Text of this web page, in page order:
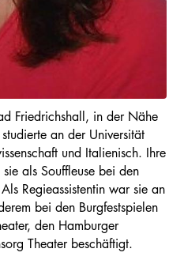
Friedrichshall, in der Nähe
an der Universität
und Italienisch. Ihre
als Souffleuse bei den
Regieassistentin war sie an
bei den Burgfestspielen
den Hamburger
Theater beschäftigt.